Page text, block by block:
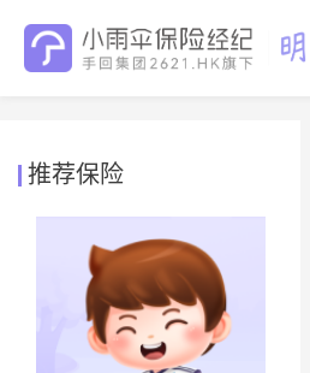
推荐保险